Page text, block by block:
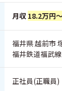
月収 18.2万円
福井県 越前市
福井鉄道福武
正社員(正職員)